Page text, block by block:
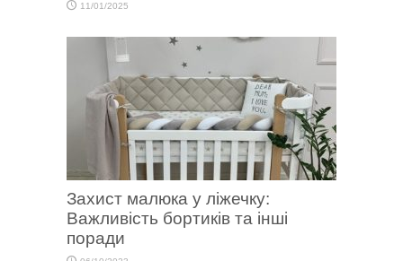
11/01/2025
Захист малюка у ліжечку:
Важливість бортиків та інші
поради